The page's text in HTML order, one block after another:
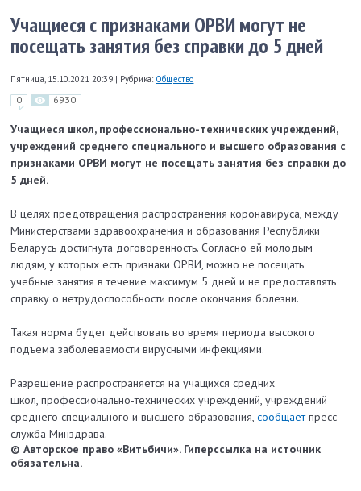
Учащиеся с признаками ОРВИ могут не
посещать занятия без справки до 5 дней
Пятница, 15.10.2021 20:39 | Рубрика: Общество
0 6930
Учащиеся школ, профессионально-технических учреждений,
учреждений среднего специального и высшего образования с
признаками ОРВИ могут не посещать занятия без справки до
5 дней.
В целях предотвращения распространения коронавируса, между
Министерствами здравоохранения и образования Республики
Беларусь достигнута договоренность. Согласно ей молодым
людям, у которых есть признаки ОРВИ, можно не посещать
учебные занятия в течение максимум 5 дней и не предоставлять
справку о нетрудоспособности после окончания болезни.
Такая норма будет действовать во время периода высокого
подъемазаболеваемости вирусными инфекциями.
Разрешение распространяется на учащихся средних
школ,профессионально-технических учреждений, учреждений
среднего специального и высшего образования,сообщаетпресс-
служба Минздрава.
© Авторское право «Витьбичи». Гиперссылка на источник
обязательна.